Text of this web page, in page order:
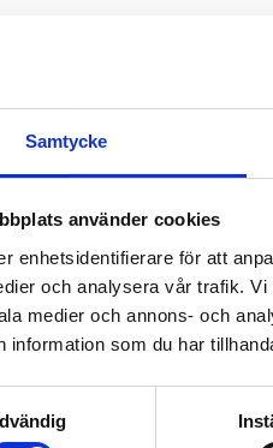
Samtycke
använder cookies
enhetsidentifierare för att
och analysera vår trafik.
medier och annons- och
information som du har
investeringsincitament,
anger i sin analys
behovet av långsiktig
personbilar och lätta
återkomma vid framtida
visar att aktivt
Om frågan återkommer
säger Oscar Hyléen,
står det klart att